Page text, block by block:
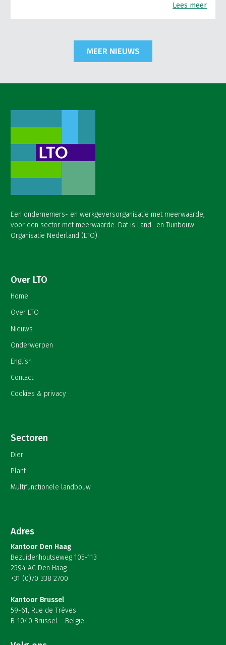
Lees meer
MEER NIEUWS
Een ondernemers- en werkgeversorganisatie met meerwaarde,
voor een sector met meerwaarde. Dat is Land- en Tuinbouw
Organisatie Nederland (LTO).
Over LTO
Home
Over LTO
Nieuws
Onderwerpen
English
Contact
Cookies & privacy
Sectoren
Dier
Plant
Multifunctionele landbouw
Adres
Kantoor Den Haag
Bezuidenhoutseweg 105-113
2594 AC Den Haag
+31 (0)70 338 2700
Kantoor Brussel
59-61, Rue de Trèves
B-1040 Brussel – België